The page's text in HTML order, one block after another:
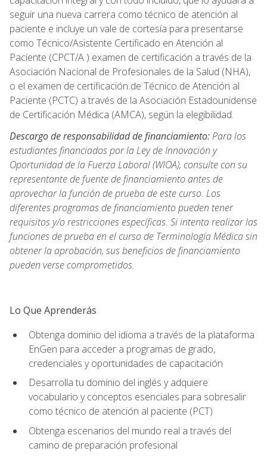
seguir una nueva carrera como técnico de atención al
paciente e incluye un vale de cortesía para presentarse
como Técnico/Asistente Certificado en Atención al
Paciente (CPCT/A ) examen de certificación a través de la
Asociación Nacional de Profesionales de la Salud (NHA),
o el examen de certificación de Técnico de Atención al
Paciente (PCTC) a través de la Asociación Estadounidense
de Certificación Médica (AMCA), según la elegibilidad.
Descargo de responsabilidad de financiamiento:Para los
estudiantes financiados por la Ley de Innovación y
Oportunidad de la Fuerza Laboral (WIOA), consulte con su
representante de fuente de financiamiento antes de
aprovechar la función de prueba de este curso. Los
diferentes programas de financiamiento pueden tener
requisitos y/o restricciones específicas. Si intenta realizar las
funciones de prueba en el curso de Terminología Médica sin
obtener la aprobación, sus beneficios de financiamiento
pueden verse comprometidos.
Lo Que Aprenderás
Obtenga dominio del idioma a través de la plataforma
EnGen para acceder a programas de grado,
credenciales y oportunidades de capacitación
Desarrolla tu dominio del inglés y adquiere
vocabulario y conceptos esenciales para sobresalir
como técnico de atención al paciente (PCT)
Obtenga escenarios del mundo real a través del
camino de preparación profesional